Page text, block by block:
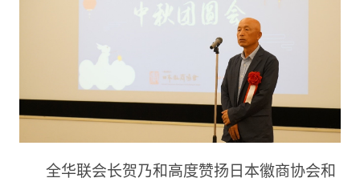
全华联会长贺乃和高度赞扬日本徽商协会和